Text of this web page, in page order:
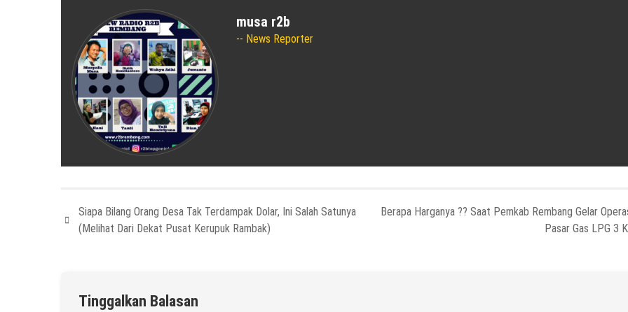
musa r2b
News Reporter
Siapa Bilang Orang Desa Tak Terdampak Dolar, Ini Salah Satunya
(Melihat Dari Dekat Pusat Kerupuk Rambak)
Berapa Harganya ?? Saat Pemkab Rembang Gelar
Pasar Gas LPG 3
Tinggalkan Balasan